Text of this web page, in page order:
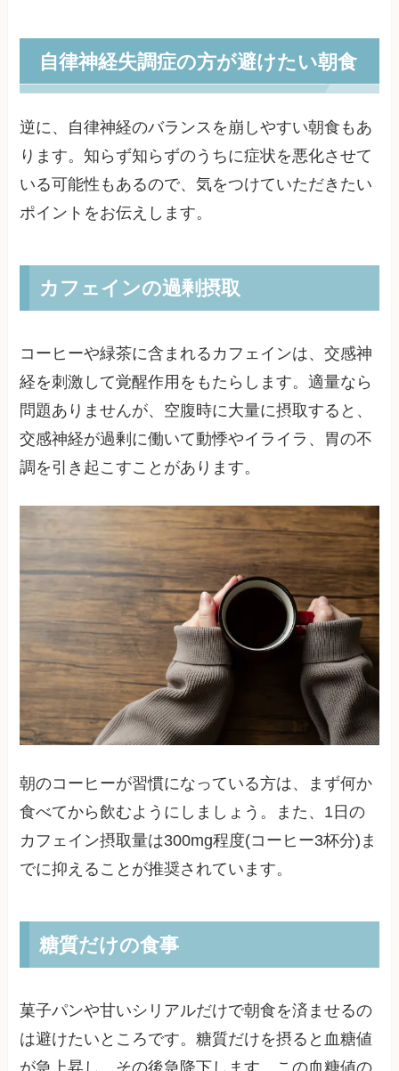
自律神経失調症の方が避けたい朝食
逆に、自律神経のバランスを崩しやすい朝食もあ
ります。知らず知らずのうちに症状を悪化させて
いる可能性もあるので、気をつけていただきたい
ポイントをお伝えします。
カフェインの過剰摂取
コーヒーや緑茶に含まれるカフェインは、交感神
経を刺激して覚醒作用をもたらします。適量なら
問題ありませんが、空腹時に大量に摂取すると、
交感神経が過剰に働いて動悸やイライラ、胃の不
調を引き起こすことがあります。
朝のコーヒーが習慣になっている方は、まず何か
食べてから飲むようにしましょう。また、1日の
カフェイン摂取量は300mg程度(コーヒー3杯分)ま
でに抑えることが推奨されています。
糖質だけの食事
菓子パンや甘いシリアルだけで朝食を済ませるの
は避けたいところです。糖質だけを摂ると血糖値
が急上昇し、その後急降下します。この血糖値の